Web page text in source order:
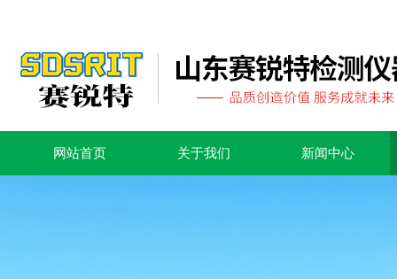
网站首页 关于我们 新闻中心